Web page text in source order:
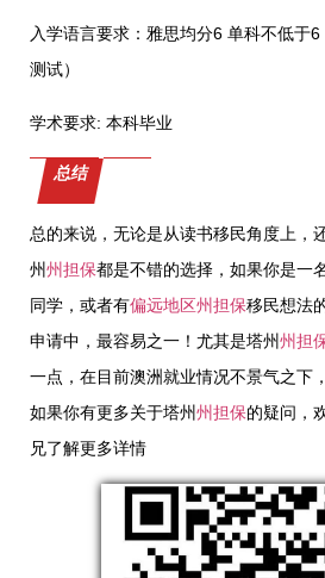
入学语言要求：雅思均分6 单科不低于
测试）
学术要求: 本科毕业
总结
总的来说，无论是从读书移民角度上，
州州担保都是不错的选择，如果你是一
同学，或者有偏远地区州担保移民想法
申请中，最容易之一！尤其是塔州州担
一点，在目前澳洲就业情况不景气之下
如果你有更多关于塔州州担保的疑问，
兄了解更多详情